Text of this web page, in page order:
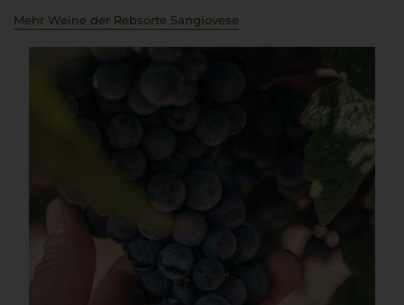
Mehr Weine der Rebsorte Sangiovese